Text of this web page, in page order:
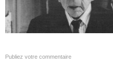
Publiez votre commentaire